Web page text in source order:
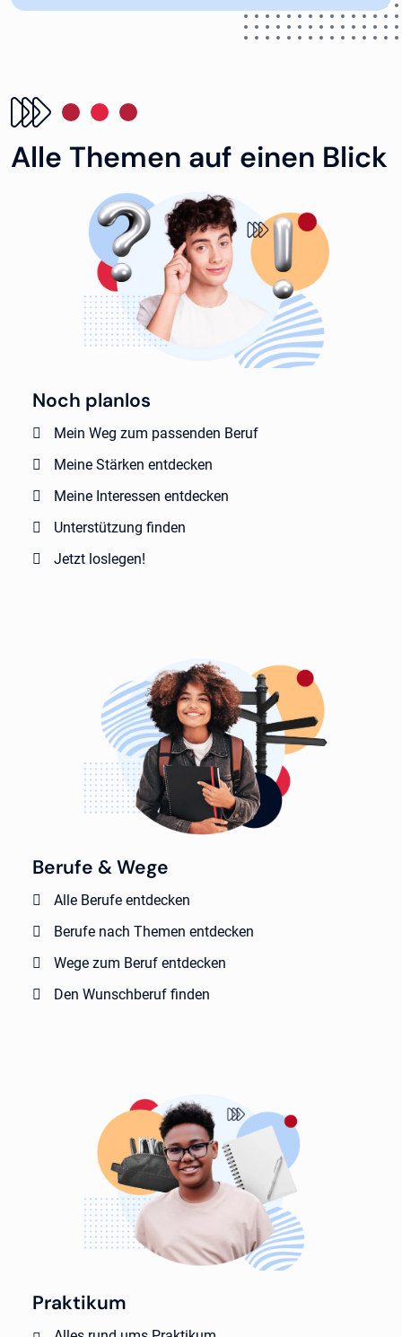
Alle Themen auf einen Blick
Noch planlos
Mein Weg zum passenden Beruf
Meine Stärken entdecken
Meine Interessen entdecken
Unterstützung finden
Jetzt loslegen!
Berufe & Wege
Alle Berufe entdecken
Berufe nach Themen entdecken
Wege zum Beruf entdecken
Den Wunschberuf finden
Praktikum